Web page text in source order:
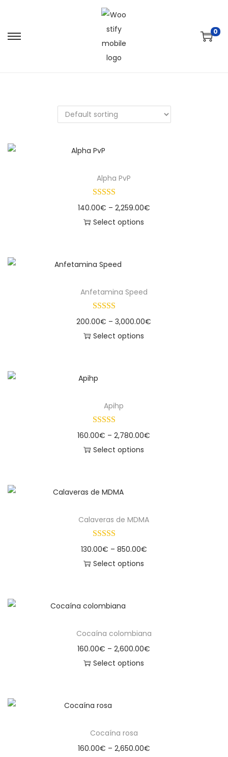
0
Alpha PvP
140.00€ – 2,259.00€
Select options
Anfetamina Speed
200.00€ – 3,000.00€
Select options
Apihp
160.00€ – 2,780.00€
Select options
Calaveras de MDMA
130.00€ – 850.00€
Select options
Cocaína colombiana
160.00€ – 2,600.00€
Select options
Cocaína rosa
160.00€ – 2,650.00€